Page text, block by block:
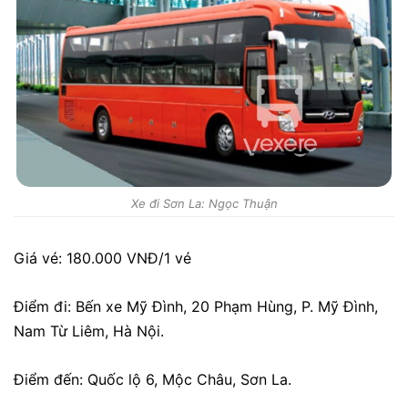
Xe đi Sơn La: Ngọc Thuận
Giá vé: 180.000 VNĐ/1 vé
Điểm đi: Bến xe Mỹ Đình, 20 Phạm Hùng, P. Mỹ Đình,
Nam Từ Liêm, Hà Nội.
Điểm đến: Quốc lộ 6, Mộc Châu, Sơn La.